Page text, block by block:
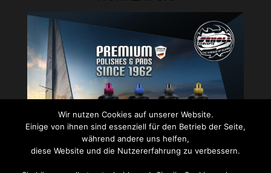
Wir nutzen Cookies auf unserer Website.
Einige von ihnen sind essenziell für den Betrieb der Seite,
während andere uns helfen,
diese Website und die Nutzererfahrung zu verbessern.